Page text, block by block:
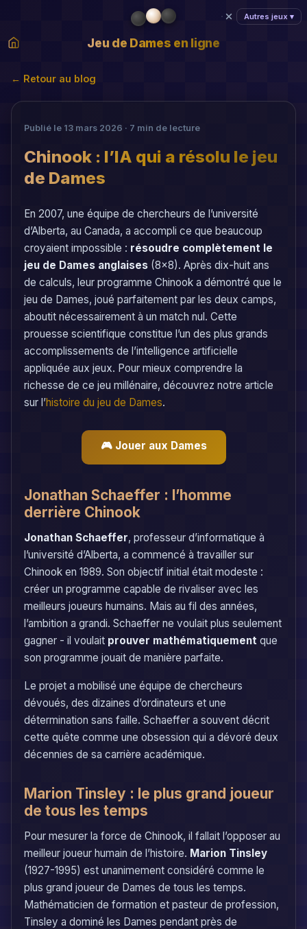
Jeu de Dames en ligne
← Retour au blog
Publié le 13 mars 2026 · 7 min de lecture
Chinook : l’IA qui a résolu le jeu
de Dames
En 2007, une équipe de chercheurs de l’université
d’Alberta, au Canada, a accompli ce que beaucoup
croyaient impossible : résoudre complètement le
jeu de Dames anglaises (8×8). Après dix-huit ans
de calculs, leur programme Chinook a démontré que le
jeu de Dames, joué parfaitement par les deux camps,
aboutit nécessairement à un match nul. Cette
prouesse scientifique constitue l’un des plus grands
accomplissements de l’intelligence artificielle
appliquée aux jeux. Pour mieux comprendre la
richesse de ce jeu millénaire, découvrez notre article
sur l’histoire du jeu de Dames.
🎮 Jouer aux Dames
Jonathan Schaeffer : l’homme
derrière Chinook
Jonathan Schaeffer, professeur d’informatique à
l’université d’Alberta, a commencé à travailler sur
Chinook en 1989. Son objectif initial était modeste :
créer un programme capable de rivaliser avec les
meilleurs joueurs humains. Mais au fil des années,
l’ambition a grandi. Schaeffer ne voulait plus seulement
gagner - il voulait prouver mathématiquement que
son programme jouait de manière parfaite.
Le projet a mobilisé une équipe de chercheurs
dévoués, des dizaines d’ordinateurs et une
détermination sans faille. Schaeffer a souvent décrit
cette quête comme une obsession qui a dévoré deux
décennies de sa carrière académique.
Marion Tinsley : le plus grand joueur
de tous les temps
Pour mesurer la force de Chinook, il fallait l’opposer au
meilleur joueur humain de l’histoire. Marion Tinsley
(1927-1995) est unanimement considéré comme le
plus grand joueur de Dames de tous les temps.
Mathématicien de formation et pasteur de profession,
Tinsley a dominé les Dames pendant près de
Autres jeux ▾